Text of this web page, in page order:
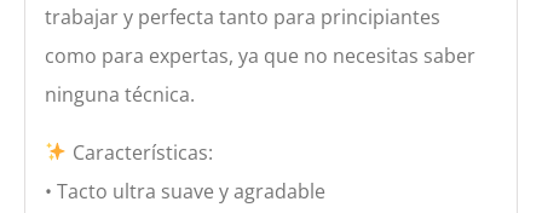
trabajar y perfecta tanto para principiantes
como para expertas, ya que no necesitas saber
ninguna técnica.
Características:
• Tacto ultra suave y agradable